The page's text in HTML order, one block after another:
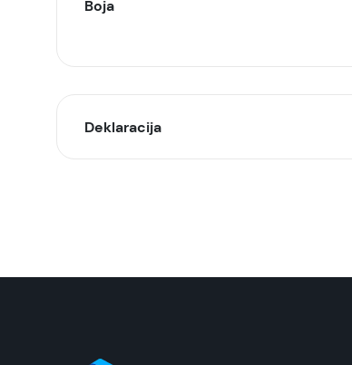
Boja
Deklaracija
Uvoznik: